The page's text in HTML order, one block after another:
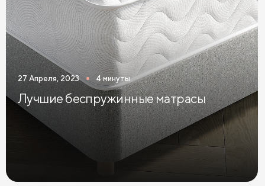
Двуспальные кровати зеленого цвета
Двуспальные кровати коричневого цвета
Двуспальные кровати красного цвета
Двуспальные кровати оранжевого цвета
Двуспальные кровати розового цвета
Двуспальные кровати синего цвета
Двуспальные кровати фиолетового цвета
27 Апреля, 2023 4 минуты
Лучшие беспружинные матрасы